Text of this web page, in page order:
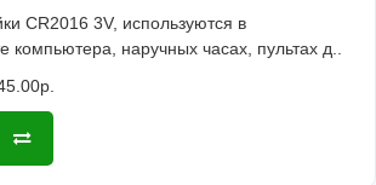
CR2016 3V, используются в
компьютера, наручных часах, пультах д..